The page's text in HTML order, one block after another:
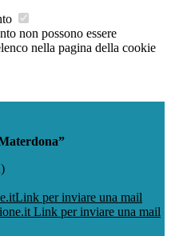
non possono essere
nella pagina della cookie
Link per inviare una mail
Link per inviare una mail